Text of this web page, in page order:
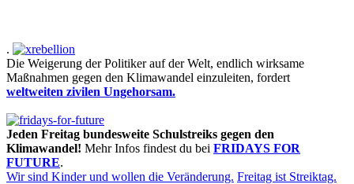
.
Die Weigerung der Politiker auf der Welt, endlich wirksame
Maßnahmen gegen den Klimawandel einzuleiten, fordert
weltweiten zivilen Ungehorsam.
Jeden Freitag bundesweite Schulstreiks gegen den
Klimawandel! Mehr Infos findest du bei FRIDAYS FOR
FUTURE.
Wir sind Kinder und wollen die Veränderung. Freitag ist Streiktag.